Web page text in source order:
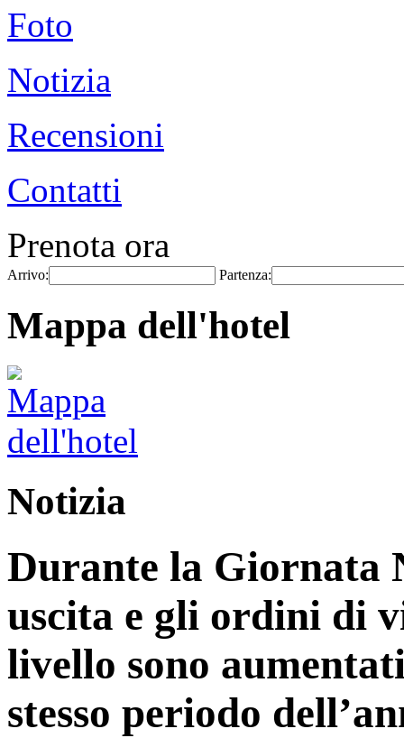
Foto
Notizia
Recensioni
Contatti
Prenota ora
Arrivo: Partenza:
Mappa dell'hotel
Notizia
Durante la Giornata
uscita e gli ordini di
livello sono
stesso periodo